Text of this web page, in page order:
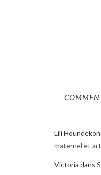
Lili Houndékon
maternel et
Victoria dans